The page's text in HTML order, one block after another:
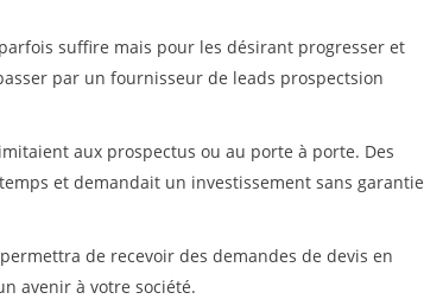
suffire mais pour les désirant progresser et
par un fournisseur de leads prospectsion
aux prospectus ou au porte à porte. Des
et demandait un investissement sans garantie
de recevoir des demandes de devis en
avenir à votre société.